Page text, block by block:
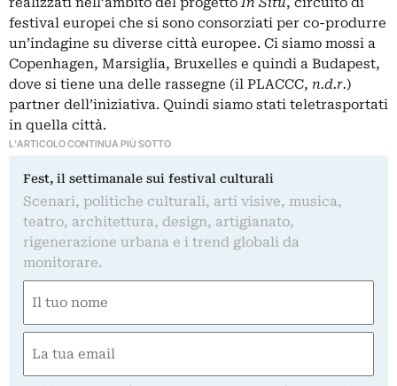
festival europei che si sono consorziati per co-produrre
un’indagine su diverse città europee. Ci siamo mossi a
Copenhagen, Marsiglia, Bruxelles e quindi a Budapest,
dove si tiene una delle rassegne (il PLACCC, n.d.r.)
partner dell’iniziativa. Quindi siamo stati teletrasportati
in quella città.
L'ARTICOLO CONTINUA PIÙ SOTTO
Fest, il settimanale sui festival culturali
Scenari, politiche culturali, arti visive, musica,
teatro, architettura, design, artigianato,
rigenerazione urbana e i trend globali da
monitorare.
(Obbligatorio)
Nome
(Obbligatorio)